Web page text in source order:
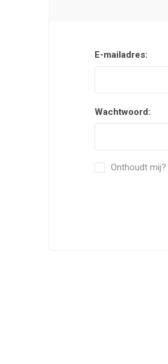
E-mailadres:
Wachtwoord:
Onthoudt mij?